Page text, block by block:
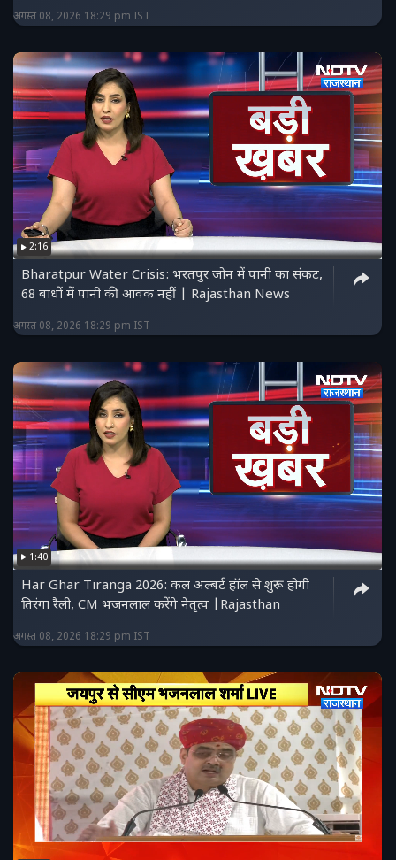
अगस्त 08, 2026 18:29 pm IST
2:16
Bharatpur Water Crisis: भरतपुर जोन में पानी का संकट,
68 बांधों में पानी की आवक नहीं | Rajasthan News
अगस्त 08, 2026 18:29 pm IST
1:40
Har Ghar Tiranga 2026: कल अल्बर्ट हॉल से शुरू होगी
तिरंगा रैली, CM भजनलाल करेंगे नेतृत्व |Rajasthan
अगस्त 08, 2026 18:29 pm IST